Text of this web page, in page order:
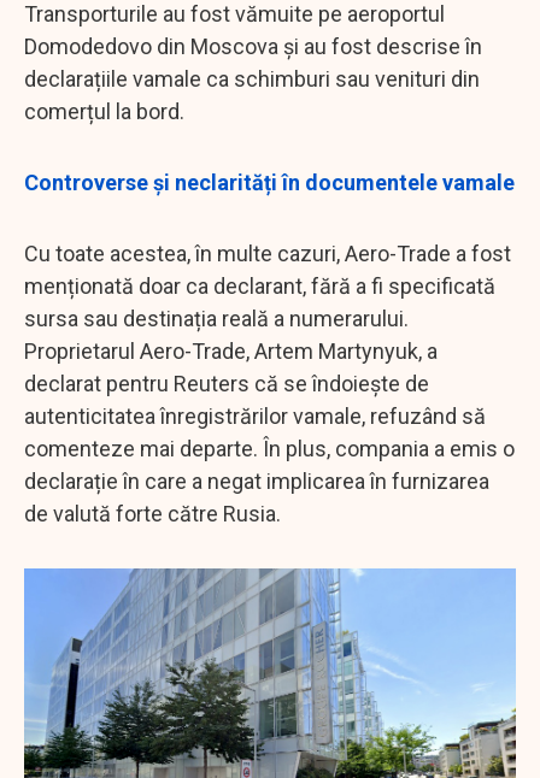
Transporturile au fost vămuite pe aeroportul
Domodedovo din Moscova și au fost descrise în
declarațiile vamale ca schimburi sau venituri din
comerțul la bord.
Controverse și neclarități în documentele vamale
Cu toate acestea, în multe cazuri, Aero-Trade a fost
menționată doar ca declarant, fără a fi specificată
sursa sau destinația reală a numerarului.
Proprietarul Aero-Trade, Artem Martynyuk, a
declarat pentru Reuters că se îndoiește de
autenticitatea înregistrărilor vamale, refuzând să
comenteze mai departe. În plus, compania a emis o
declarație în care a negat implicarea în furnizarea
de valută forte către Rusia.